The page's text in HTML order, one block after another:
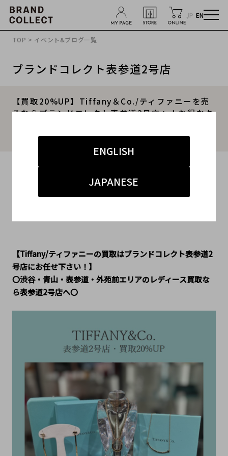
JP EN
ENGLISH
JAPANESE
TOP > イベント&ブログ一覧
ブランドコレクト表参道2号店
【買取20%UP】Tiffany＆Co./ティファニーを売
るならブランドコレクト表参道2号店へ！お得なキ
2025.11.22
#表参道2号店 #買取
【Tiffany/ティファニーの買取はブランドコレクト表参道2
号店にお任せ下さい！】
〇渋谷・青山・表参道・外苑前エリアのレディース買取な
ら表参道2号店へ〇